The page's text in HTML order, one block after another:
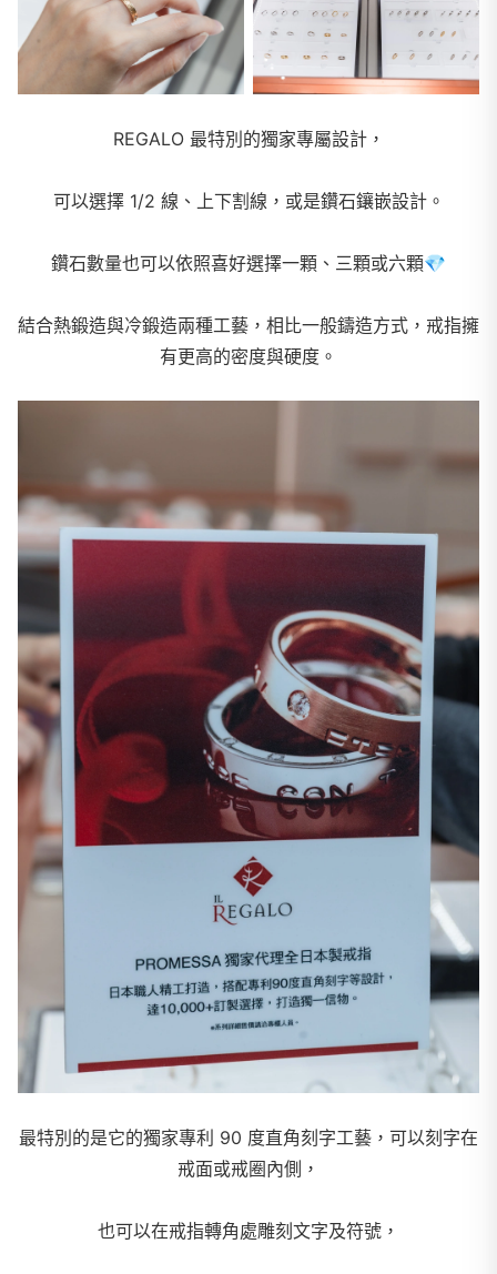
REGALO 最特別的獨家專屬設計，
可以選擇 1/2 線、上下割線，或是鑽石鑲嵌設計。
鑽石數量也可以依照喜好選擇一顆、三顆或六顆💎
結合熱鍛造與冷鍛造兩種工藝，相比一般鑄造方式，戒指擁
有更高的密度與硬度。
最特別的是它的獨家專利 90 度直角刻字工藝，可以刻字在
戒面或戒圈內側，
也可以在戒指轉角處雕刻文字及符號，